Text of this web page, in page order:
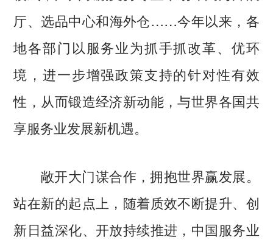
厅、选品中心和海外仓……今年以来，各
地各部门以服务业为抓手抓改革、优环
境，进一步增强政策支持的针对性有效
性，从而锻造经济新动能，与世界各国共
享服务业发展新机遇。
敞开大门谋合作，拥抱世界赢发展。
站在新的起点上，随着质效不断提升、创
新日益深化、开放持续推进，中国服务业